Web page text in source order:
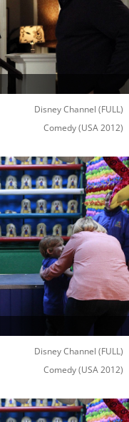
Disney Channel (FULL)
Comedy(USA 2012)
Disney Channel (FULL)
Comedy(USA 2012)